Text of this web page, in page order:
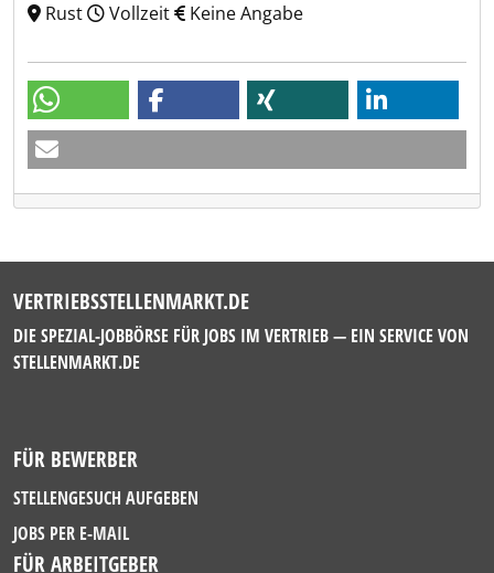
Rust
Vollzeit Keine Angabe
VERTRIEBSSTELLENMARKT.DE
DIE SPEZIAL-JOBBÖRSE FÜR JOBS IM VERTRIEB — EIN SERVICE VON
STELLENMARKT.DE
FÜR BEWERBER
STELLENGESUCH AUFGEBEN
JOBS PER E-MAIL
FÜR ARBEITGEBER